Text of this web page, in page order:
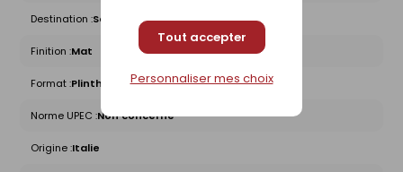
Tout accepter
Personnaliser mes choix
Destination :Sol intérieur
Finition :Mat
Format :Plinthe
Norme UPEC :Non concerné
Origine :Italie